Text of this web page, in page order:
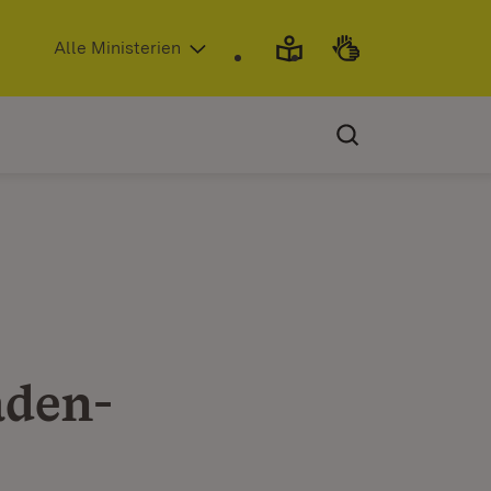
in neuem Fenster)
Alle Ministerien